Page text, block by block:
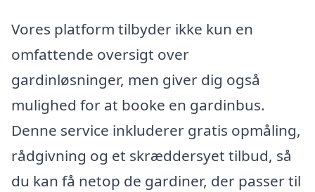
Vores platform tilbyder ikke kun en
omfattende oversigt over
gardinløsninger, men giver dig også
mulighed for at booke en gardinbus.
Denne service inkluderer gratis opmåling,
rådgivning og et skræddersyet tilbud, så
du kan få netop de gardiner, der passer til